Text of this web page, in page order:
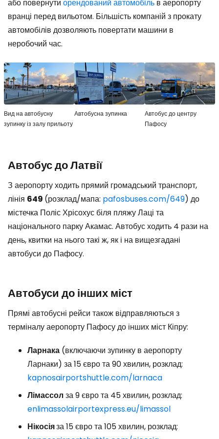
або повернути орендований автомобіль в аеропорту
вранці перед вильотом. Більшість компаній з прокату
автомобілів дозволяють повертати машини в
неробочий час.
Вид на автобусну
зупинку із залу прильоту
Автобусна зупинка
Автобус до центру
Пафосу
Автобус до Латвії
З аеропорту ходить прямий громадський транспорт,
лінія 649 (розклад/мапа: pafosbuses.com/649) до
містечка Поліс Хрісохус біля пляжу Лаці та
національного парку Акамас. Автобус ходить 4 рази на
день, квитки на нього такі ж, як і на вищезгадані
автобуси до Пафосу.
Автобуси до інших міст
Прямі автобусні рейси також відправляються з
терміналу аеропорту Пафосу до інших міст Кіпру:
Ларнака (включаючи зупинку в аеропорту
Ларнаки) за 15 євро та 90 хвилин, розклад:
kapnosairportshuttle.com/larnaca
Лімассол за 9 євро та 45 хвилин, розклад:
enlimassolairportexpress.eu/limassol
Нікосіяза 15 євро та 105 хвилин, розклад: